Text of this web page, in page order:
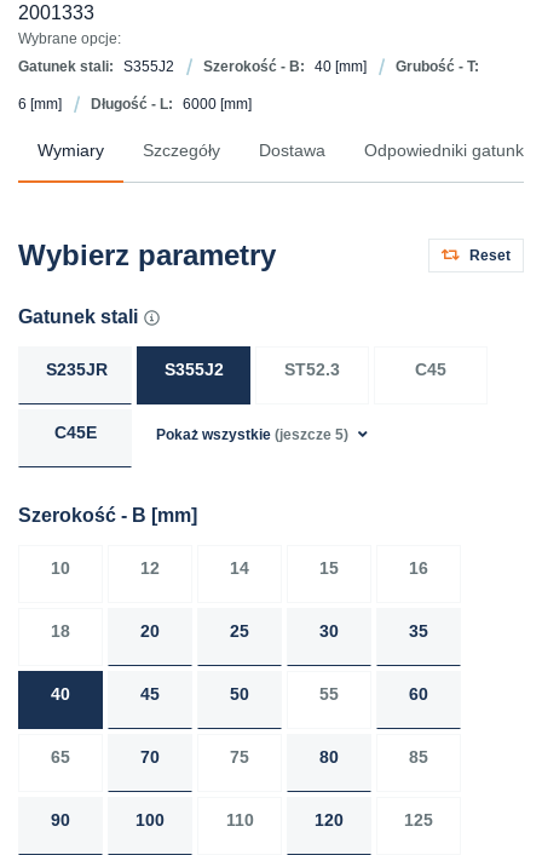
2001333
Wybrane opcje:
Gatunek stali:
S355J2 Szerokość - B: 40 [mm] Grubość - T:
6 [mm] Długość - L: 6000 [mm]
Wymiary Szczegóły Dostawa Odpowiedniki
Wybierz parametry Reset
Gatunek stali
S235JR S355J2 ST52.3 C45
C45E Pokaż wszystkie (jeszcze 5)
Szerokość - B [mm]
10 12 14 15 16
18 20 25 30 35
40 45 50 55 60
65 70 75 80 85
90 100 110 120 125